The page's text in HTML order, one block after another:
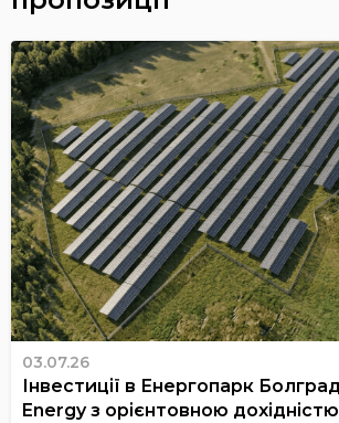
03.07.26
Інвестиції в Енергопарк
Energy з орієнтовною